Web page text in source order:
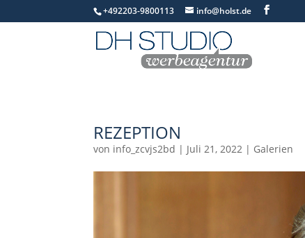
+492203-9800113 info@holst.de
REZEPTION
von info_zcvjs2bd | Juli 21, 2022 | Galerien